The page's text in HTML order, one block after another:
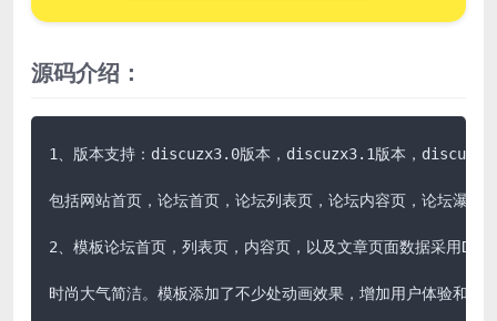
源码介绍：
1、版本支持：discuzx3.0版本，discuzx3.1版本，
包括网站首页，论坛首页，论坛列表页，论坛内容页，论坛瀑布
2、模板论坛首页，列表页，内容页，以及文章页面数据采用
时尚大气简洁。模板添加了不少处动画效果，增加用户体验和粘